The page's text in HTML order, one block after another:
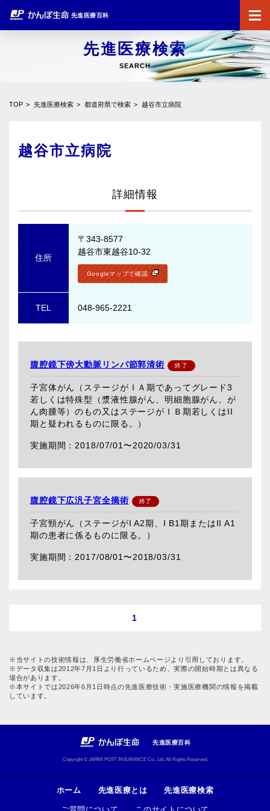
先進医療百科
先進医療検索
SEARCH
TOP 先進医療検索 都道府県で検索 越谷市立病院
越谷市立病院
詳細情報
住所
〒343-8577
越谷市東越谷10-32
Googleマップで確認
TEL 048-965-2221
腹腔鏡下傍大動脈リンパ節郭清術
子宮体がん（ステージがＩＡ期であってグレード3
若しくは特殊型（漿液性腺がん、明細胞腺がん、が
ん肉腫等）のもの又はステージがＩＢ期若しくはII
期と疑われるものに限る。）
2018/07/01〜2020/03/31
腹腔鏡下広汎子宮全摘術
子宮頸がん（ステージがI A2期、I B1期またはII A1
期の患者に係るものに限る。）
2017/08/01〜2018/03/31
1
※当サイトの技術情報は、厚生労働省ホームページより引用しております。
※データ収集は2012年7月1日より行っているため、実際の開始時期とは異なる
場合があります。
※本サイトでは2026年6月1日時点の先進医療技術・実施医療機関の情報を掲載
しています。
先進医療百科
Copyright © JAPAN POST INSURANCE Co., Ltd. All Rights Reserved.
ホーム 先進医療とは 先進医療検索